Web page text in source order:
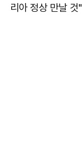
리아 정상 만날 것"